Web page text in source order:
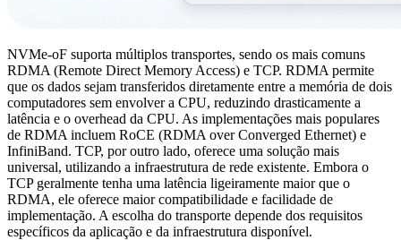
NVMe-oF suporta múltiplos transportes, sendo os mais comuns
RDMA (Remote Direct Memory Access) e TCP. RDMA permite
que os dados sejam transferidos diretamente entre a memória de dois
computadores sem envolver a CPU, reduzindo drasticamente a
latência e o overhead da CPU. As implementações mais populares
de RDMA incluem RoCE (RDMA over Converged Ethernet) e
InfiniBand. TCP, por outro lado, oferece uma solução mais
universal, utilizando a infraestrutura de rede existente. Embora o
TCP geralmente tenha uma latência ligeiramente maior que o
RDMA, ele oferece maior compatibilidade e facilidade de
implementação. A escolha do transporte depende dos requisitos
específicos da aplicação e da infraestrutura disponível.